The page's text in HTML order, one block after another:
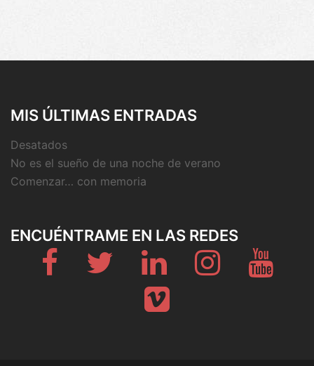
MIS ÚLTIMAS ENTRADAS
Desatados
No es el sueño de una noche de verano
Comenzar… con memoria
ENCUÉNTRAME EN LAS REDES
Fb Twitter Linkedin Instagram
Vimeo